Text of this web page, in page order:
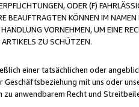
ODER (F)
BEAUFTRAGTEN KÖNNEN IM NAMEN
VORNEHMEN, UM EINE
ZU SCHÜTZEN.
einer tatsächlichen oder
mit uns oder
anwendbarem Recht und